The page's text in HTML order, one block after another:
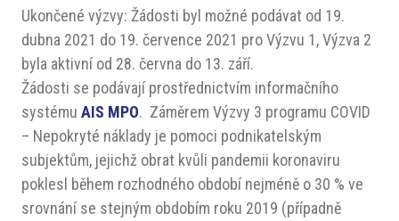
Ukončené výzvy: Žádosti byl možné podávat od 19.
dubna 2021 do 19. července 2021 pro Výzvu 1, Výzva 2
byla aktivní od 28. června do 13. září.
Žádosti se podávají prostřednictvím informačního
systému AIS MPO. Záměrem Výzvy 3 programu COVID
– Nepokryté náklady je pomoci podnikatelským
subjektům, jejichž obrat kvůli pandemii koronaviru
poklesl během rozhodného období nejméně o 30 % ve
srovnání se stejným obdobím roku 2019 (případně